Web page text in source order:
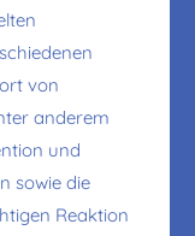
von
anderem
und
sowie die
Reaktion